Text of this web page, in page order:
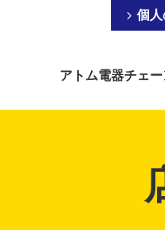
アトム電器チェ
個